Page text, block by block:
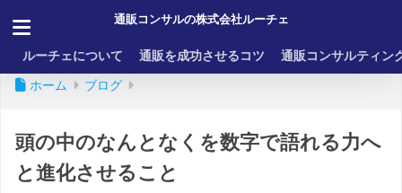
通販コンサルの株式会社ルーチェ
ルーチェについて 通販を成功させるコツ 通販コンサルティン
ホーム ブログ
頭の中のなんとなくを数字で語れる力へ
と進化させること